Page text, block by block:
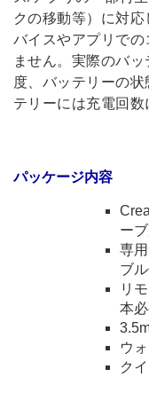
クの移動等）に対
バイスやアプリでの
ません。実際のバ
度、バッテリーの
テリーには充電回数
パッケージ内容
ーブ
専
ブル
リ
本必
ウ
ク